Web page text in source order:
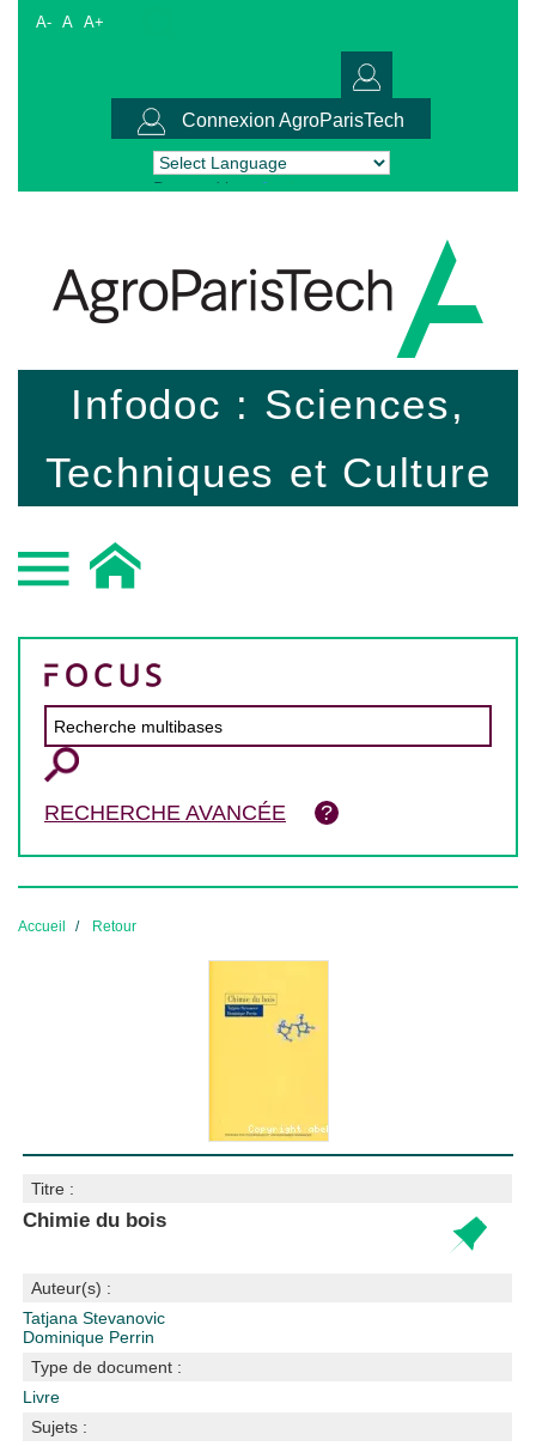
A- A A+
Connexion AgroParisTech
Powered by Translate
Infodoc : Sciences,
Techniques et Culture
RECHERCHE AVANCÉE
Accueil Retour
Titre :
Chimie du bois
Auteur(s) :
Tatjana Stevanovic
Dominique Perrin
Type de document :
Livre
Sujets :